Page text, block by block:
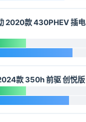
2020款 430PHEV 插电
款 350h 前驱 创悦版